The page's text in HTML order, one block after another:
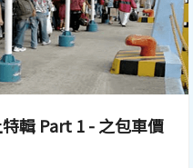
輯 Part 1 - 之包車價